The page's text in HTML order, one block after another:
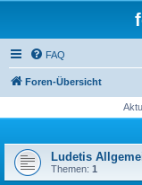
FAQ
Foren-Übersicht
Ludetis
Themen: 1